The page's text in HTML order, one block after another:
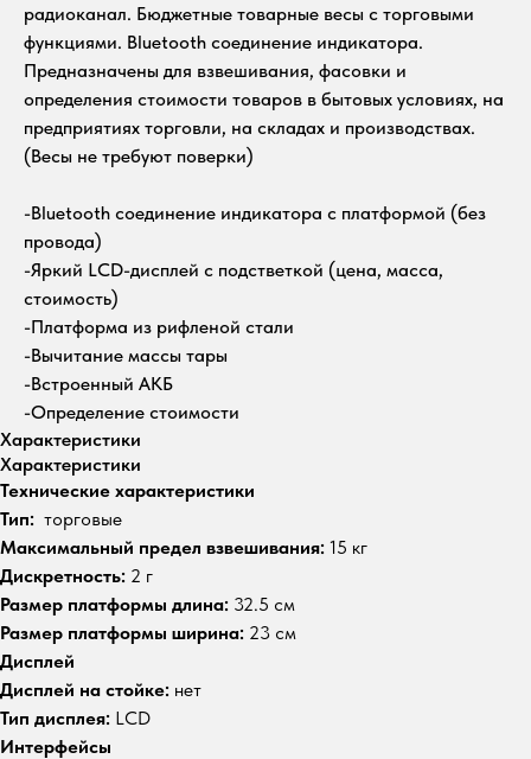
радиоканал. Бюджетные товарные весы с торговыми
функциями. Bluetooth соединение индикатора.
Предназначены для взвешивания, фасовки и
определения стоимости товаров в бытовых условиях, на
предприятиях торговли, на складах и производствах.
(Весы не требуют поверки)
-Bluetooth соединение индикатора с платформой (без
провода)
-Яркий LCD-дисплей с подстветкой (цена, масса,
стоимость)
-Платформа из рифленой стали
-Вычитание массы тары
-Встроенный АКБ
-Определение стоимости
Характеристики
Характеристики
Технические характеристики
Тип: торговые
Максимальный предел взвешивания: 15 кг
Дискретность: 2 г
Размер платформы длина: 32.5 см
Размер платформы ширина: 23 см
Дисплей
Дисплей на стойке: нет
Тип дисплея: LCD
Интерфейсы